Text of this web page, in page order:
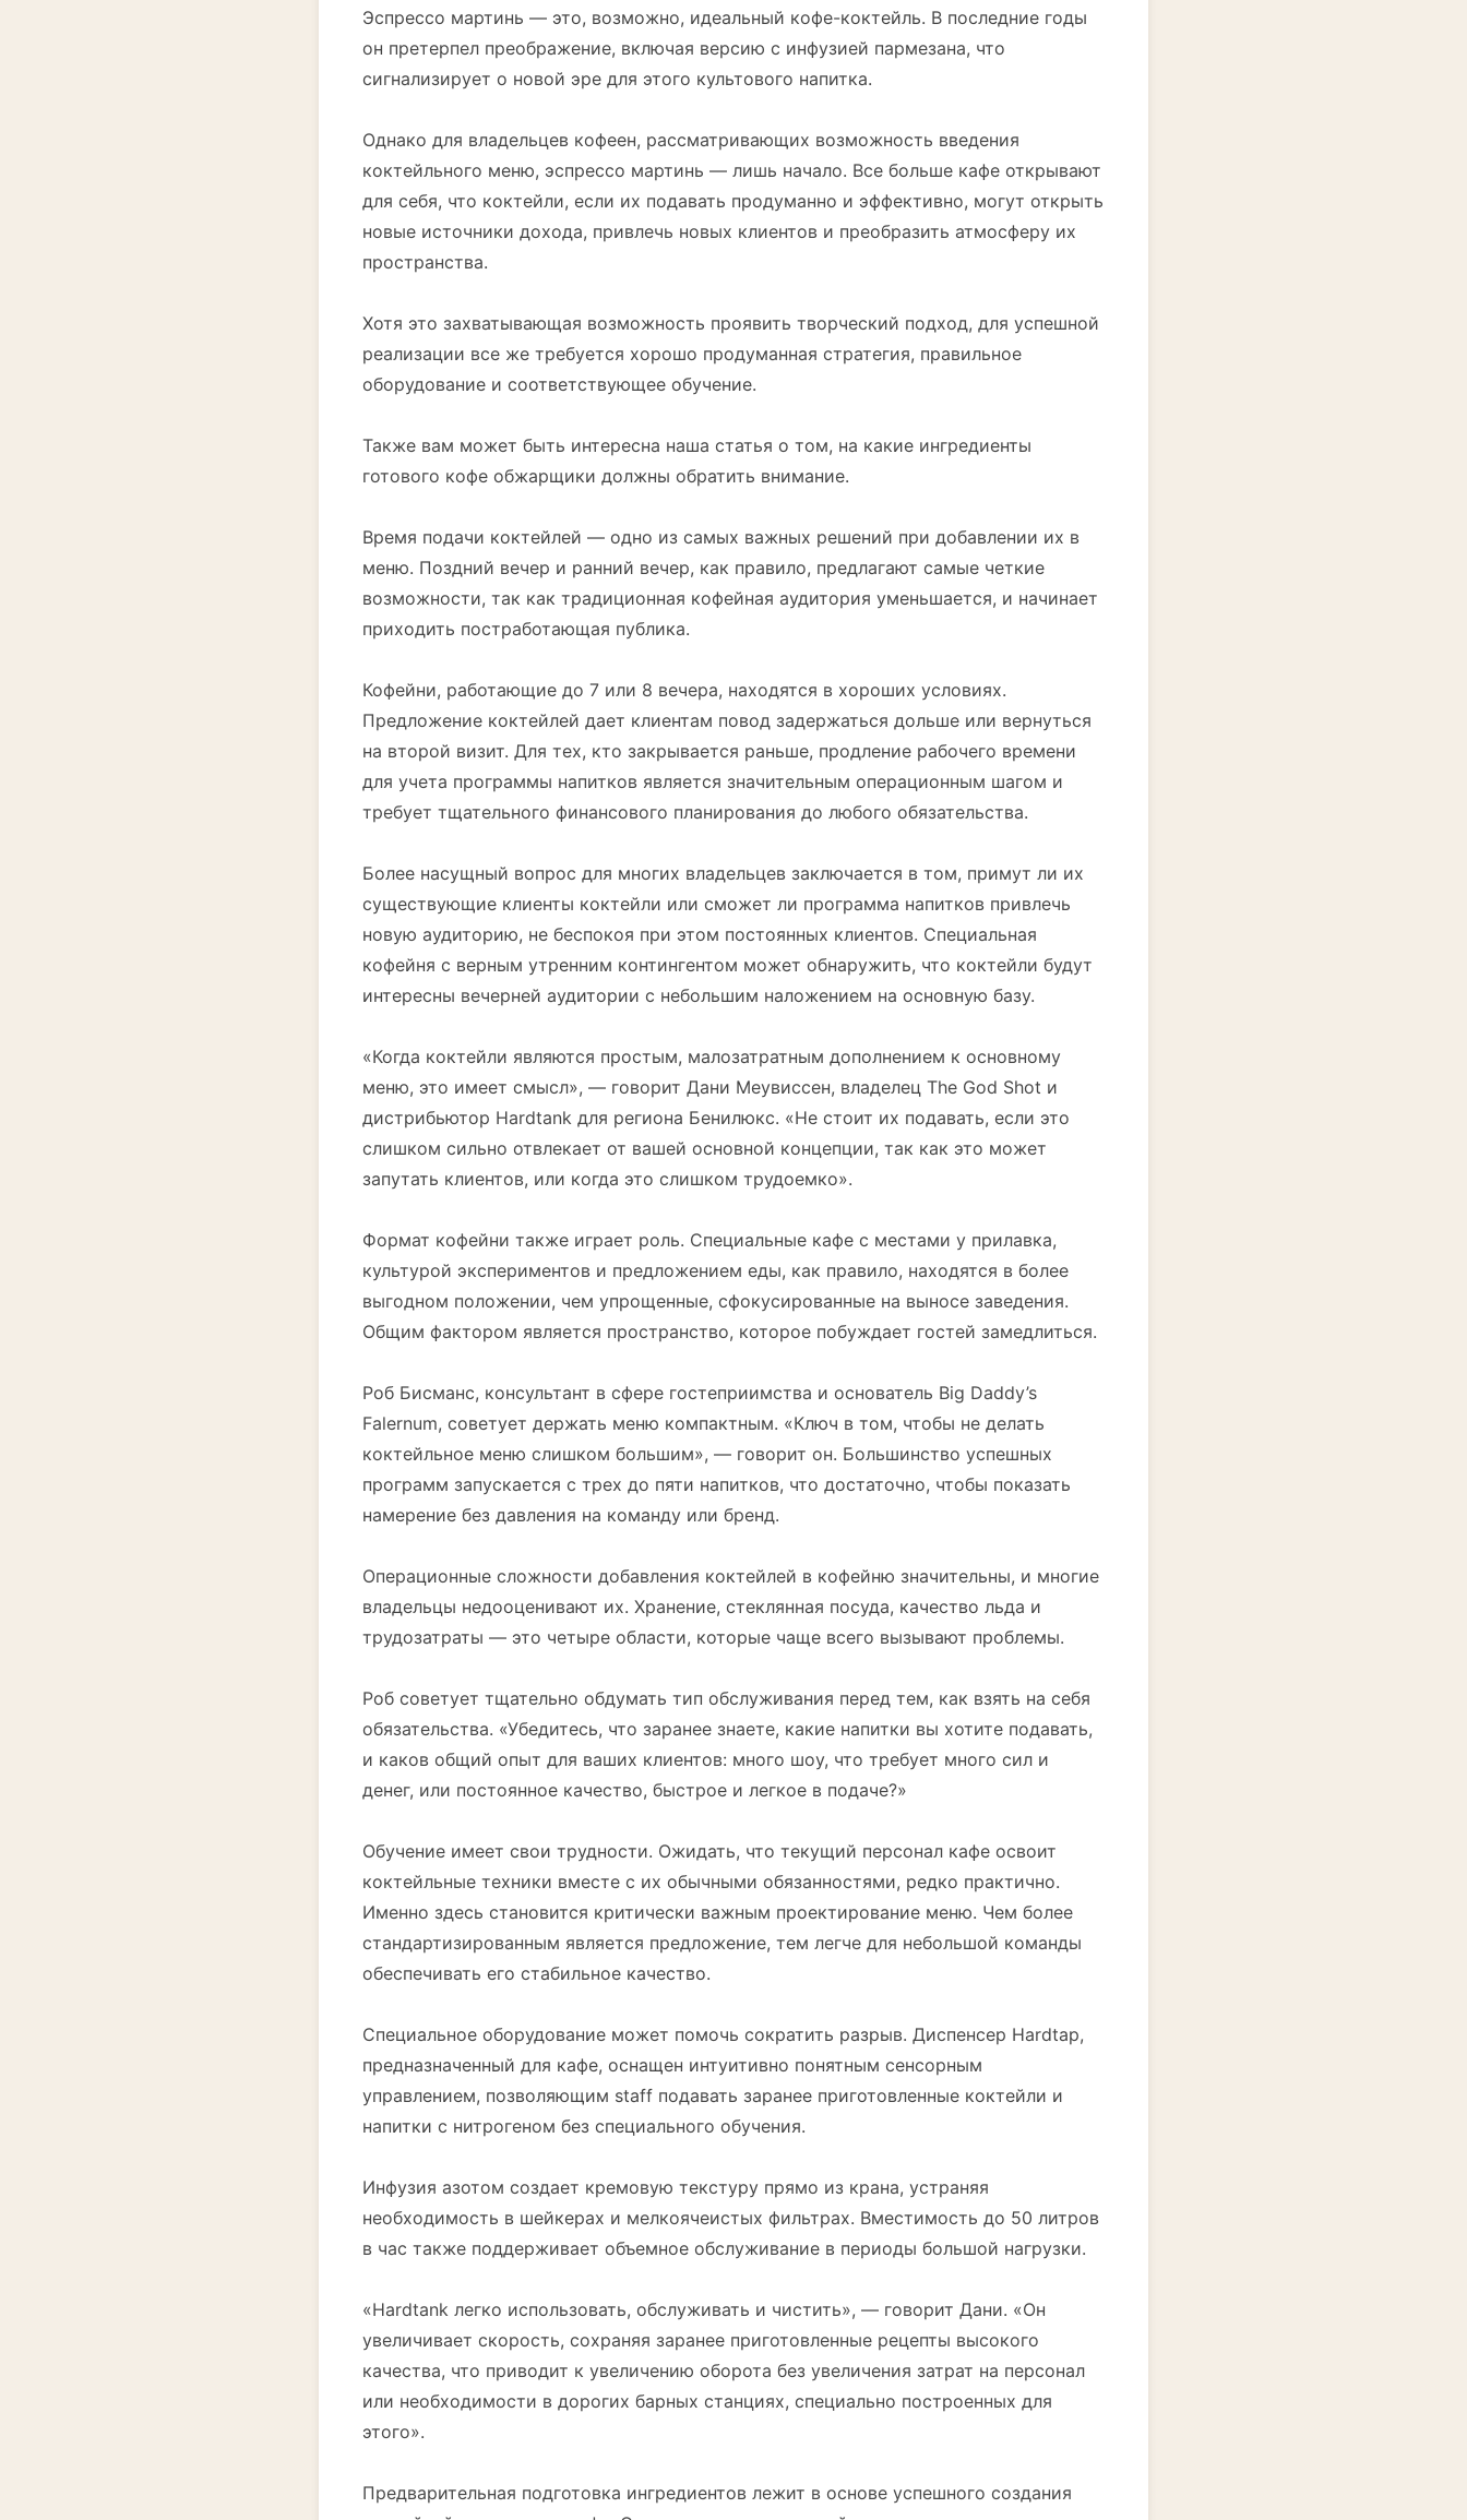
Эспрессо мартинь — это, возможно, идеальный кофе-коктейль. В последние годы
он претерпел преображение, включая версию с инфузией пармезана, что
сигнализирует о новой эре для этого культового напитка.
Однако для владельцев кофеен, рассматривающих возможность введения
коктейльного меню, эспрессо мартинь — лишь начало. Все больше кафе открывают
для себя, что коктейли, если их подавать продуманно и эффективно, могут открыть
новые источники дохода, привлечь новых клиентов и преобразить атмосферу их
пространства.
Хотя это захватывающая возможность проявить творческий подход, для успешной
реализации все же требуется хорошо продуманная стратегия, правильное
оборудование и соответствующее обучение.
Также вам может быть интересна наша статья о том, на какие ингредиенты
готового кофе обжарщики должны обратить внимание.
Время подачи коктейлей — одно из самых важных решений при добавлении их в
меню. Поздний вечер и ранний вечер, как правило, предлагают самые четкие
возможности, так как традиционная кофейная аудитория уменьшается, и начинает
приходить постработающая публика.
Кофейни, работающие до 7 или 8 вечера, находятся в хороших условиях.
Предложение коктейлей дает клиентам повод задержаться дольше или вернуться
на второй визит. Для тех, кто закрывается раньше, продление рабочего времени
для учета программы напитков является значительным операционным шагом и
требует тщательного финансового планирования до любого обязательства.
Более насущный вопрос для многих владельцев заключается в том, примут ли их
существующие клиенты коктейли или сможет ли программа напитков привлечь
новую аудиторию, не беспокоя при этом постоянных клиентов. Специальная
кофейня с верным утренним контингентом может обнаружить, что коктейли будут
интересны вечерней аудитории с небольшим наложением на основную базу.
«Когда коктейли являются простым, малозатратным дополнением к основному
меню, это имеет смысл», — говорит Дани Меувиссен, владелец The God Shot и
дистрибьютор Hardtank для региона Бенилюкс. «Не стоит их подавать, если это
слишком сильно отвлекает от вашей основной концепции, так как это может
запутать клиентов, или когда это слишком трудоемко».
Формат кофейни также играет роль. Специальные кафе с местами у прилавка,
культурой экспериментов и предложением еды, как правило, находятся в более
выгодном положении, чем упрощенные, сфокусированные на выносе заведения.
Общим фактором является пространство, которое побуждает гостей замедлиться.
Роб Бисманс, консультант в сфере гостеприимства и основатель Big Daddy’s
Falernum, советует держать меню компактным. «Ключ в том, чтобы не делать
коктейльное меню слишком большим», — говорит он. Большинство успешных
программ запускается с трех до пяти напитков, что достаточно, чтобы показать
намерение без давления на команду или бренд.
Операционные сложности добавления коктейлей в кофейню значительны, и многие
владельцы недооценивают их. Хранение, стеклянная посуда, качество льда и
трудозатраты — это четыре области, которые чаще всего вызывают проблемы.
Роб советует тщательно обдумать тип обслуживания перед тем, как взять на себя
обязательства. «Убедитесь, что заранее знаете, какие напитки вы хотите подавать,
и каков общий опыт для ваших клиентов: много шоу, что требует много сил и
денег, или постоянное качество, быстрое и легкое в подаче?»
Обучение имеет свои трудности. Ожидать, что текущий персонал кафе освоит
коктейльные техники вместе с их обычными обязанностями, редко практично.
Именно здесь становится критически важным проектирование меню. Чем более
стандартизированным является предложение, тем легче для небольшой команды
обеспечивать его стабильное качество.
Специальное оборудование может помочь сократить разрыв. Диспенсер Hardtap,
предназначенный для кафе, оснащен интуитивно понятным сенсорным
управлением, позволяющим staff подавать заранее приготовленные коктейли и
напитки с нитрогеном без специального обучения.
Инфузия азотом создает кремовую текстуру прямо из крана, устраняя
необходимость в шейкерах и мелкоячеистых фильтрах. Вместимость до 50 литров
в час также поддерживает объемное обслуживание в периоды большой нагрузки.
«Hardtank легко использовать, обслуживать и чистить», — говорит Дани. «Он
увеличивает скорость, сохраняя заранее приготовленные рецепты высокого
качества, что приводит к увеличению оборота без увеличения затрат на персонал
или необходимости в дорогих барных станциях, специально построенных для
этого».
Предварительная подготовка ингредиентов лежит в основе успешного создания